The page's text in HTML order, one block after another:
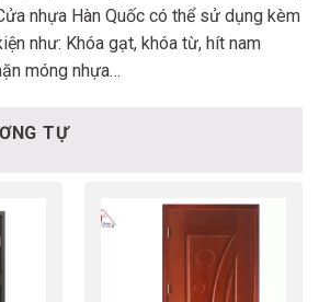
nhựa Hàn Quốc có thể sử dụng kèm
như: Khóa gạt, khóa từ, hít nam
móng nhựa…
TỰ